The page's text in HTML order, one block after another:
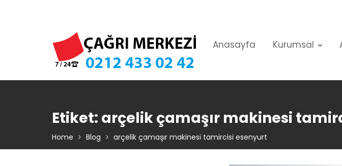
Anasayfa Kurumsal
Etiket: arçelik çamaşır makinesi
Home Blog arçelik çamaşır makinesi tamircisi esenyurt